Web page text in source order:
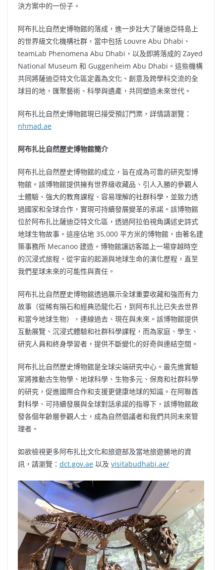
決方案中的一份子。
阿布扎比自然史博物館的落成，進一步壯大了薩迪亞特島上
的世界級文化機構社群，當中包括 Louvre Abu Dhabi、
teamLab Phenomena Abu Dhabi，以及即將落成的 Zayed
National Museum 和 Guggenheim Abu Dhabi。這些機構
共同將薩迪亞特文化區定義為文化、創意及跨學科交流的全
球目的地，匯聚藝術、科學與遺產，共同塑造未來世代。
阿布扎比自然史博物館現已接受預訂門票，詳情請瀏覽：
nhmad.ae
阿布扎比自然歷史博物館簡介
阿布扎比自然歷史博物館的成立，旨在成為可靠的研究型博
物館。該博物館提供擁有世界級收藏品、引人入勝的參觀人
士體驗、強大的教育課程、容易理解的社群科學，並致力透
過國家和全球合作，實現可持續發展變革的承諾。該博物館
位於阿布扎比薩迪亞特文化區，透過阿拉伯視角講述史詩式
地球生物故事。這座佔地 35,000 平方米的博物館，由著名建
築事務所 Mecanoo 建造。博物館讓訪客踏上一場穿越時空
的沉浸式旅程，從宇宙的起源與地球生命的演化歷程，直至
我們星球未來的可能性與責任。
阿布扎比自然歷史博物館透過展示全球重要收藏和強而有力
故事（從稀有隕石和經典恐龍化石，到阿布扎比已失去世界
和當今地球生物），連線過去、現在與未來。該博物館提供
互動展覽、沉浸式體驗和社群科學課程，而為家庭、學生、
研究人員和終身學習者，提供不斷變化的好奇與連結空間。
阿布扎比自然歷史博物館是全球尖端研究中心。最先進實驗
室將推動古生物學、地球科學、生物多元、保育和社群科學
的研究，促進國際合作和支援更健康地球的知識。在阿聯酋
對科學、可持續發展與全球對話承諾的指導下，該博物館啟
發各個年齡層參觀人士，成為自然倡議者和我們共同未來管
理者。
如欲檢視更多阿布扎比文化和旅遊部及當地旅遊勝地的資
訊，請瀏覽： dct.gov.ae 以及 visitabudhabi.ae/